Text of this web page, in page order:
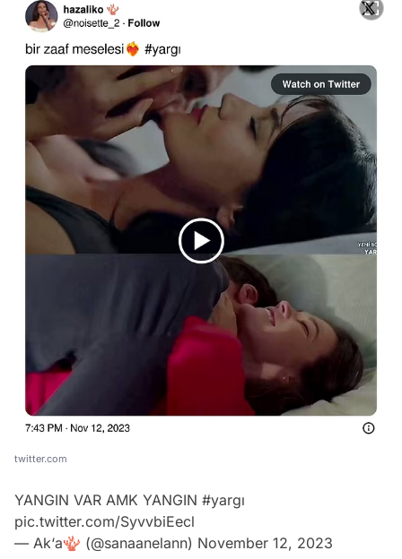
twitter.com
YANGIN VAR AMK YANGIN #yargı
pic.twitter.com/SyvvbiEecl
— Ak‘a🪸 (@sanaanelann) November 12, 2023